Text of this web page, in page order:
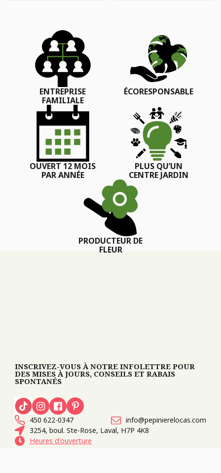
ENTREPRISE
FAMILIALE
ÉCORESPONSABLE
OUVERT 12 MOIS
PAR ANNÉE
PLUS QU’UN
CENTRE JARDIN
PRODUCTEUR DE
FLEUR
INSCRIVEZ-VOUS À NOTRE INFOLETTRE POUR
DES MISES À JOURS, CONSEILS ET RABAIS
SPONTANÉS
450 622-0347
info@pepinierelocas.com
3254, boul. Ste-Rose, Laval, H7P 4K8
Heures d'ouverture